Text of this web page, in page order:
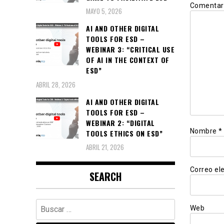
Nombre *
Correo
Web
MAYO 5, 2026
AI AND OTHER DIGITAL
TOOLS FOR ESD –
WEBINAR 3: “CRITICAL USE
OF AI IN THE CONTEXT OF
ESD”
ABRIL 28, 2026
AI AND OTHER DIGITAL
TOOLS FOR ESD –
WEBINAR 2: “DIGITAL
TOOLS ETHICS ON ESD”
ABRIL 21, 2026
SEARCH
Buscar: